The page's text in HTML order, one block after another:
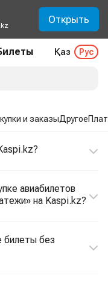
Открыть
Қаз Рус
и заказыДругое
авиабилетов
на Kaspi.kz?
билеты без